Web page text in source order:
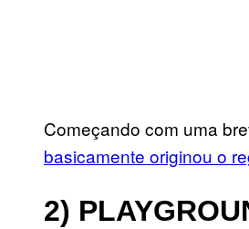
Começando com uma
basicamente originou o
2)